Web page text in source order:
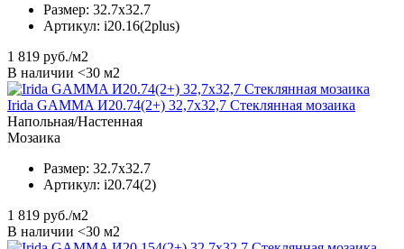
Размер: 32.7x32.7
Артикул: i20.16(2plus)
1 819 руб./м2
В наличии <30 м2
Irida GAMMA И20.74(2+) 32,7x32,7 Стеклянная мозаика
Напольная/Настенная
Мозаика
Размер: 32.7x32.7
Артикул: i20.74(2)
1 819 руб./м2
В наличии <30 м2